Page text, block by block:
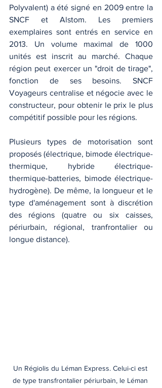
Polyvalent) a été signé en 2009 entre la
SNCF et Alstom. Les premiers
exemplaires sont entrés en service en
2013. Un volume maximal de 1000
unités est inscrit au marché. Chaque
région peut exercer un "droit de tirage",
fonction de ses besoins. SNCF
Voyageurs centralise et négocie avec le
constructeur, pour obtenir le prix le plus
compétitif possible pour les régions.
Plusieurs types de motorisation sont
proposés (électrique, bimode électrique-
thermique, hybride électrique-
thermique-batteries, bimode électrique-
hydrogène). De même, la longueur et le
type d'aménagement sont à discrétion
des régions (quatre ou six caisses,
périurbain, régional, tranfrontalier ou
longue distance).
Un Régiolis du Léman Express. Celui-ci est
de type transfrontalier périurbain, le Léman